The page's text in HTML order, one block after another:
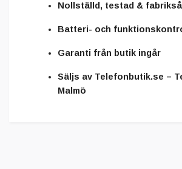
Nollställd, testad &
Batteri- och
Garanti från butik ingår
Säljs av Telefonbutik.se –
Malmö